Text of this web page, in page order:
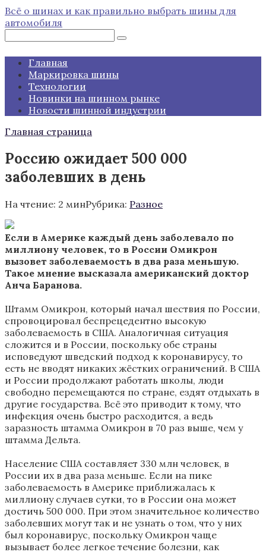
Перейти
к
Всё о шинах и как правильно выбрать шины для
автомобиля
Главная
Маркировка шины
Технологии
Новинки на шинном рынке
Новости шинной индустрии
Главная страница
Россию ожидает 500 000
заболевших в день
На чтение: 2 минРубрика: Разное
Если в Америке каждый день заболевало по
миллиону человек, то в России Омикрон
вызовет заболеваемость в два раза меньшую.
Такое мнение высказала американский доктор
Анча Баранова.
Штамм Омикрон, который начал шествия по России,
спровоцировал беспрецедентно высокую
заболеваемость в США. Аналогичная ситуация
сложится и в России, поскольку обе страны
исповедуют шведский подход к коронавирусу, то
есть не вводят никаких жёстких ограничений. В США
и России продолжают работать школы, люди
свободно перемещаются по стране, ездят отдыхать в
другие государства. Всё это приводит к тому, что
инфекция очень быстро расходится, а ведь
заразность штамма Омикрон в 70 раз выше, чем у
штамма Дельта.
Население США составляет 330 млн человек, в
России их в два раза меньше. Если на пике
заболеваемость в Америке приближалась к
миллиону случаев сутки, то в России она может
достичь 500 000. При этом значительное количество
заболевших могут так и не узнать о том, что у них
был коронавирус, поскольку Омикрон чаще
вызывает более легкое течение болезни, как